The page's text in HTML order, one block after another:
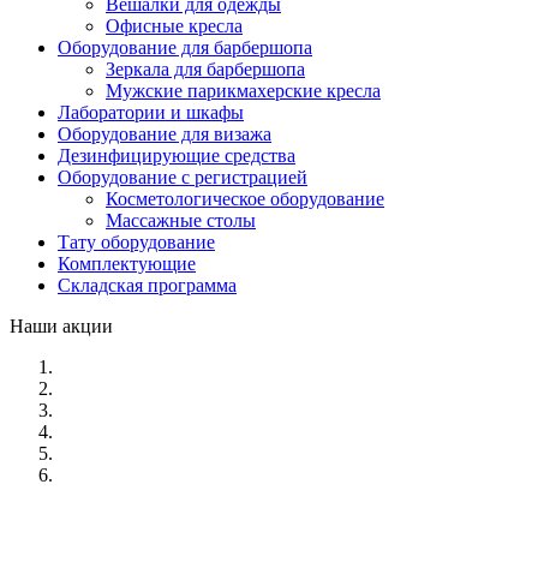
Вешалки для одежды
Офисные кресла
Оборудование для барбершопа
Зеркала для барбершопа
Мужские парикмахерские кресла
Лаборатории и шкафы
Оборудование для визажа
Дезинфицирующие средства
Оборудование с регистрацией
Косметологическое оборудование
Массажные столы
Тату оборудование
Комплектующие
Складская программа
Наши акции